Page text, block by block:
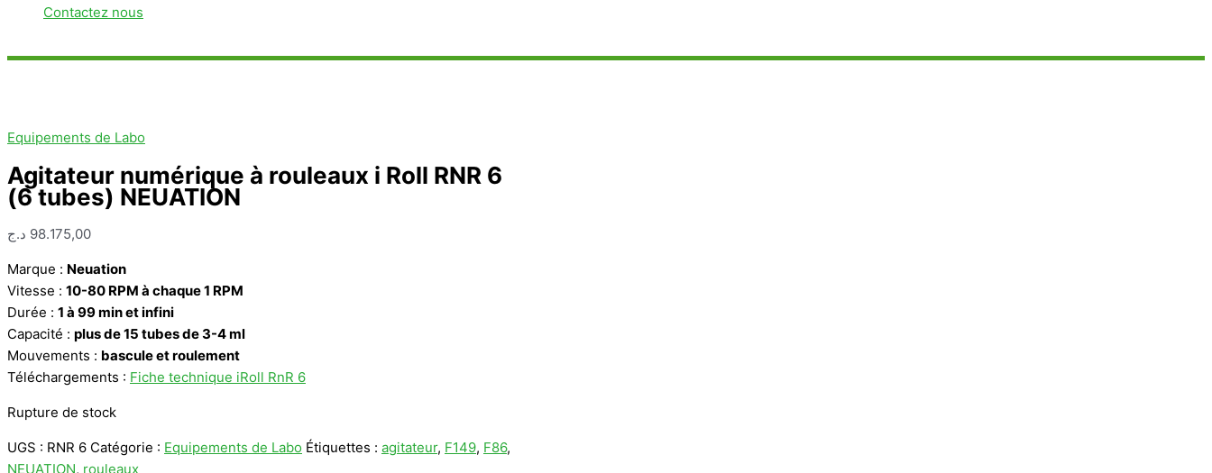
Contactez nous
Equipements de Labo
Agitateur numérique à rouleaux i Roll RNR 6
(6 tubes) NEUATION
98.175,00 د.ج
Marque : Neuation
Vitesse : 10-80 RPM à chaque 1 RPM
Durée : 1 à 99 min et infini
Capacité : plus de 15 tubes de 3-4 ml
Mouvements : bascule et roulement
Téléchargements : Fiche technique iRoll RnR 6
Rupture de stock
UGS : RNR 6 Catégorie : Equipements de Labo Étiquettes : agitateur, F149, F86,
NEUATION, rouleaux